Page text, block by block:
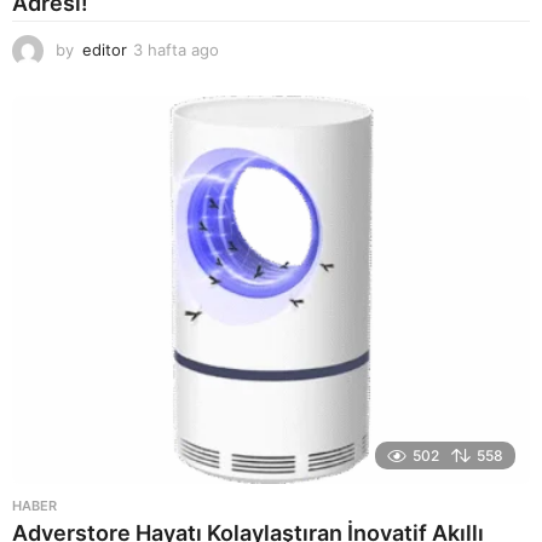
by editor 3 hafta ago
y
o
502 558
HABER
Adverstore Hayatı Kolaylaştıran İnovatif Akıllı